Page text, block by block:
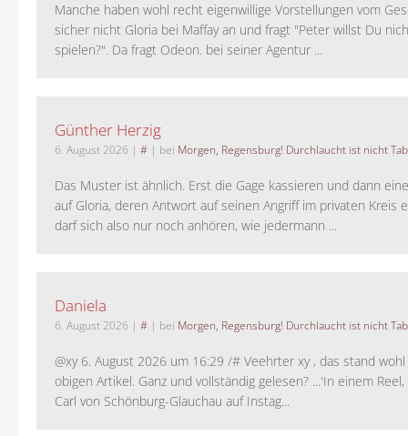
Manche haben wohl recht eigenwillige Vorstellungen vom
sicher nicht Gloria bei Maffay an und fragt "Peter willst Du
spielen?". Da fragt Odeon. bei seiner Agentur ...
Günther Herzig
6. August 2026 | # | bei Morgen, Regensburg! Durchlaucht ist nicht
Das Muster ist ähnlich. Erst die Gage kassieren und dann
auf Gloria, deren Antwort auf seinen Angriff im privaten Kreis
darf sich also nur noch anhören, wie jedermann ...
Daniela
6. August 2026 | # | bei Morgen, Regensburg! Durchlaucht ist nicht
@xy 6. August 2026 um 16:29 /# Veehrter xy , das stand
obigen Artikel. Ganz und vollständig gelesen? ...'In einem
Carl von Schönburg-Glauchau auf Instag...